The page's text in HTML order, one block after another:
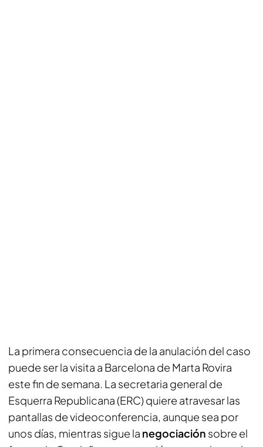
La primera consecuencia de la anulación del caso
puede ser la visita a Barcelona de Marta Rovira
este fin de semana. La secretaria general de
Esquerra Republicana (ERC) quiere atravesar las
pantallas de videoconferencia, aunque sea por
unos días, mientras sigue la negociación sobre el